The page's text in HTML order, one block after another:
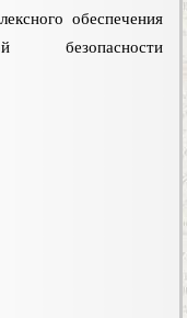
обеспечения
безопасности